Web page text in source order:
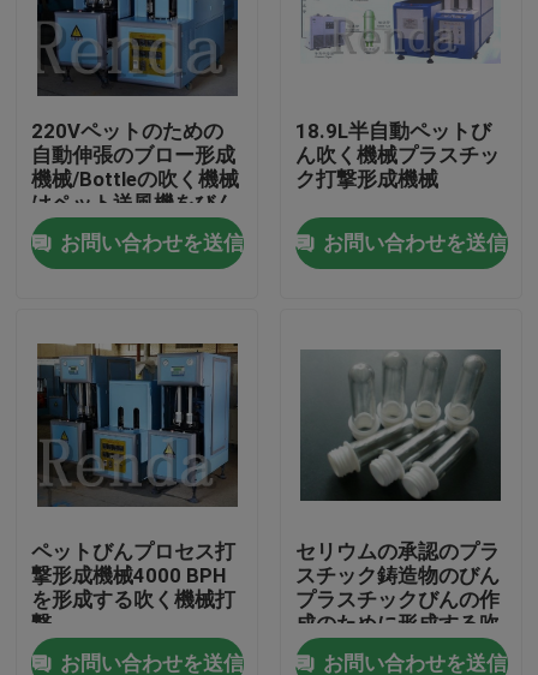
プロダクト
私達について
工場旅行
品質管理
私達に連絡しなさい
220Vペットのための
自動伸張のブロー形成
機械/Bottleの吹く機械
はペット送風機をびん
詰めにします
お問い合わせを送信
18.9L半自動ペットび
ん吹く機械プラスチッ
ク打撃形成機械
お問い合わせを送信
ペットびんプロセス打
撃形成機械4000 BPH
を形成する吹く機械打
撃
お問い合わせを送信
セリウムの承認のプラ
スチック鋳造物のびん
プラスチックびんの作
成のために形成する吹
く機械放出
お問い合わせを送信